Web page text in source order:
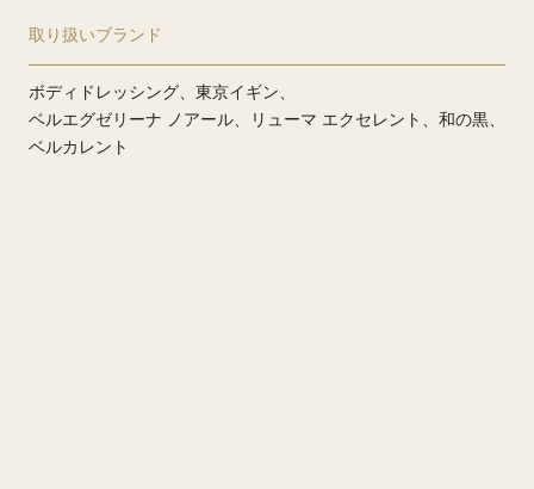
取り扱いブランド
ボディドレッシング
東京イギン
ベルエグゼリーナ ノアール
リューマ エクセレント
和の黒
ベルカレント